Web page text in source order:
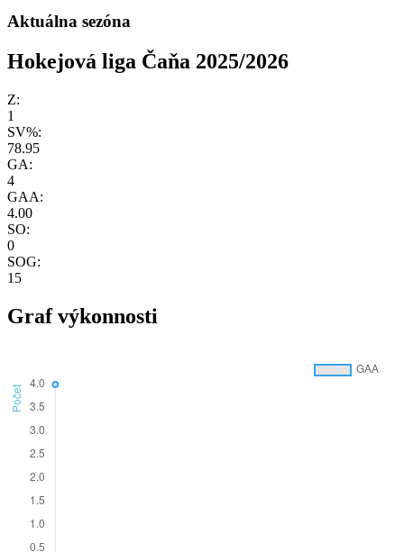
Aktuálna sezóna
Hokejová liga Čaňa 2025/2026
Z:
1
SV%:
78.95
GA:
4
GAA:
4.00
SO:
0
SOG:
15
Graf výkonnosti